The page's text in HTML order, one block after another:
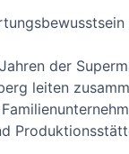
der
leiten